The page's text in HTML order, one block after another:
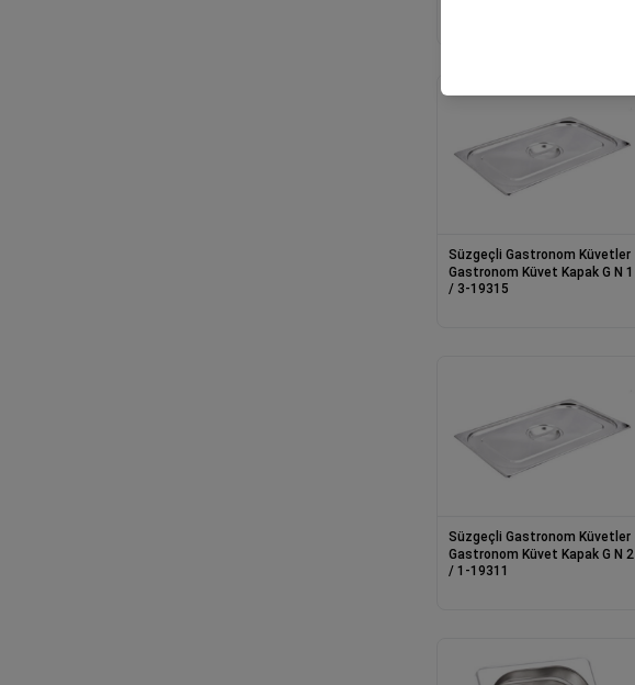
Süzgeçli Gastronom Küvetler
Gastronom Küvet Kapak G N 1
/ 3-19315
Süzgeçli Gastronom Küvetler
Gastronom Küvet Kapak G N 2
/ 1-19311